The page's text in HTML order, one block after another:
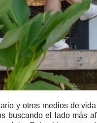
y otros medios de
buscando el lado más